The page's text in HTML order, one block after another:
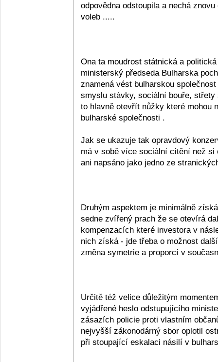
odpovědna odstoupila a nechá
voleb .....
Ona ta moudrost státnická a
ministerský předseda Bulharska
znamená vést bulharskou
smyslu stávky, sociální bouře,
to hlavně otevřít nůžky které mohou
bulharské společnosti .
Jak se ukazuje tak opravdový
má v sobě více sociální cítění než
ani napsáno jako jedno ze
Druhým aspektem je minimálně
sedne zvířený prach že se otevírá
kompenzacích které investora v
nich získá - jde třeba o možnost
změna symetrie a proporcí v
Určitě též velice důležitým
vyjádřené heslo odstupujícího
zásazích policie proti vlastním
nejvyšší zákonodárný sbor oplotil
při stoupající eskalaci násilí v